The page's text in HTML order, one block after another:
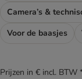
Voor de baasjes
Prijzen in € incl. BTW